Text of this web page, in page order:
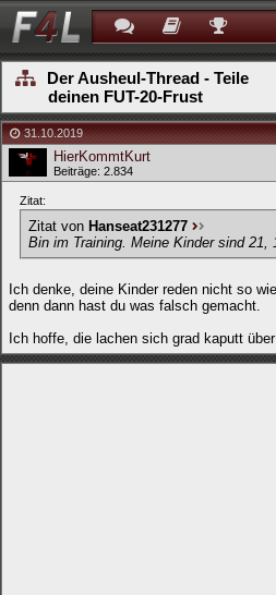
Der Ausheul-Thread - Teile
deinen FUT-20-Frust
31.10.2019
HierKommtKurt
Beiträge: 2.834
Zitat:
Zitat von Hanseat231277
Bin im Training. Meine Kinder sind 21,
Ich denke, deine Kinder reden nicht so
denn dann hast du was falsch gemacht.
Ich hoffe, die lachen sich grad kaputt